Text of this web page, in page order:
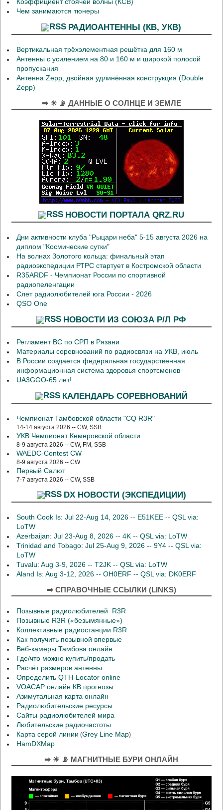
Коэффициент стоячей волны (КСВ)
Чем занимаются тюнеры
РАДИОАНТЕННЫ (КВ, УКВ)
Вертикальная трёхэлементная решётка для 160 м
Антенны с усилением на 80 и 160 м и широкой полосой
пропускания
Антенна Zepp, двойная удлинённая конструкция (Double
Zepp)
➡ ☀ 📡 ДАННЫЕ О СОЛНЦЕ И ЗЕМЛЕ
НОВОСТИ ПОРТАЛА QRZ.RU
Дни активности клуба "Рыцари неба" 5-15 августа 2026 на
диплом "Космические сутки"
На волнах Золотого кольца: финальный этап
радиоэкспедиции РТРС стартует в Костромской области
R35ARDF - Чемпионат России по спортивной
радиопеленгации
Слет радиолюбителей юга России - 2026
QSO One
НОВОСТИ ИЗ СОЮЗА Р/Л РФ
Регламент ВС по СРП в Рязани
Материалы соревнований по радиосвязи на УКВ, июль
В России создается федеральная государственная
информационная система здоровья спортсменов
UA3GGO-65 лет!
КАЛЕНДАРЬ СОРЕВНОВАНИЙ
Чемпионат Тамбовской области "CQ R3R"
14-14 августа 2026 -- CW, SSB
УКВ Чемпионат Кемеровской области
8-9 августа 2026 -- CW, FM, SSB
WAEDC-Contest CW
8-9 августа 2026 -- CW
Первый Салют
7-7 августа 2026 -- CW, SSB
DX НОВОСТИ (ЭКСПЕДИЦИИ)
South Cook Is: Jul 22-Aug 14, 2026 -- E51KEE -- QSL via:
LoTW
Azerbaijan: Jul 23-Aug 8, 2026 -- 4K -- QSL via: LoTW
Trinidad and Tobago: Jul 25-Aug 9, 2026 -- 9Y4 -- QSL via:
LoTW
Tuvalu: Aug 3-9, 2026 -- T2JK -- QSL via: LoTW
Aland Is: Aug 3-12, 2026 -- OH0ERF -- QSL via: DK0ERF
➡ СПРАВОЧНЫЕ ССЫЛКИ (LINKS)
Позывные радиолюбителей R3R
Позывные R3R («безымянные»)
Коллективные радиостанции R3R
Как получить позывной впервые
Веб-камеры Тамбова онлайн
Где/что можно купить/продать
Расчёт размеров антенны
Определить QTH-Locator online
VOACAP онлайн КВ прогнозы
Азимутальная карта онлайн
Радиолюбительские ресурсы
Сайты радиолюбителей мира
Любительские радиочастоты
Карта серой линии (Grey Line Map)
HamDXMap
➡ ☀ 📡 МАГНИТНЫЕ БУРИ ОНЛАЙН